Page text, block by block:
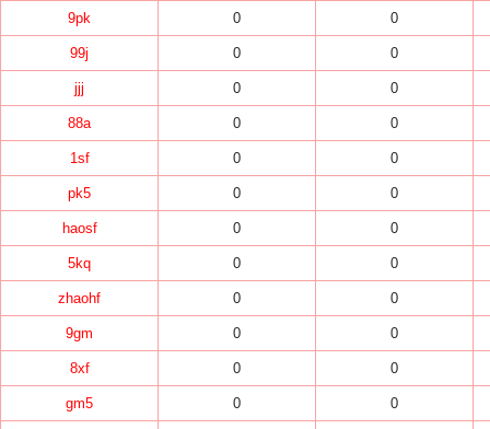
9pk 0 0
99j 0 0
jjj 0 0
88a 0 0
1sf 0 0
pk5 0 0
haosf 0 0
5kq 0 0
zhaohf 0 0
9gm 0 0
8xf 0 0
gm5 0 0